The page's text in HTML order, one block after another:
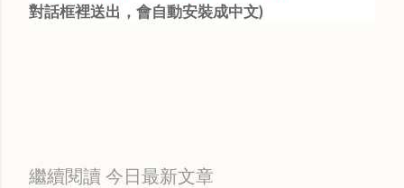
對話框裡送出，會自動安裝成中文)
繼續閱讀 今日最新文章